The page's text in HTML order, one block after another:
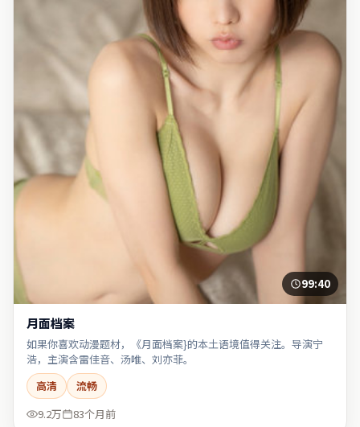
99:40
月面档案
如果你喜欢动漫题材，《月面档案}的本土语境值得关注。导演宁
浩，主演含雷佳音、汤唯、刘亦菲。
高清
流畅
9.2万
83个月前